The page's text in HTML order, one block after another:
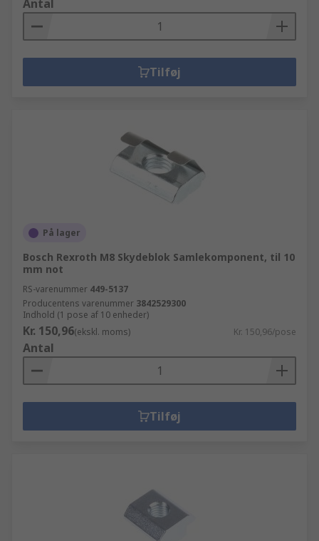
Antal
Tilføj
På lager
Bosch Rexroth M8 Skydeblok Samlekomponent, til 10
mm not
RS-varenummer 449-5137
Producentens varenummer 3842529300
Indhold (1 pose af 10 enheder)
Kr. 150,96(ekskl. moms) Kr. 150,96/pose
Antal
Tilføj